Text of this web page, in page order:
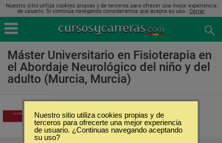
Nuestro sitio utiliza cookies propias y de terceros para ofrecer una mejor experiencia
de usuario. Si continúa navegando consideramos que acepta su uso.. Cerrar
Máster Universitario en Fisioterapia en
el Abordaje Neurológico del niño y del
adulto (Murcia, Murcia)
Universidad de Murcia
Nuestro sitio utiliza cookies propias y de
terceros para ofrecerte una mejor experiencia
de usuario. ¿Continuas navegando aceptando
su uso?